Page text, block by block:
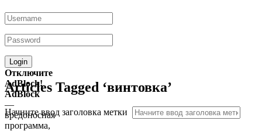
Отключите
AdBlock!
AdBlock
—
вредоносная
программа,
Articles Tagged ‘винтовка’
Начните ввод заголовка метки